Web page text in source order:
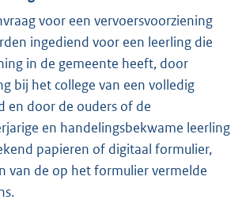
voor een vervoersvoorziening
ingediend voor een leerling die
in de gemeente heeft, door
bij het college van een volledig
en door de ouders of de
en handelingsbekwame leerling
papieren of digitaal formulier,
van de op het formulier vermelde